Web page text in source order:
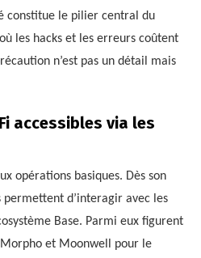
constitue le pilier central du
les hacks et les erreurs coûtent
n’est pas un détail mais
accessibles via les
opérations basiques. Dès son
d’interagir avec les
Base. Parmi eux figurent
et Moonwell pour le